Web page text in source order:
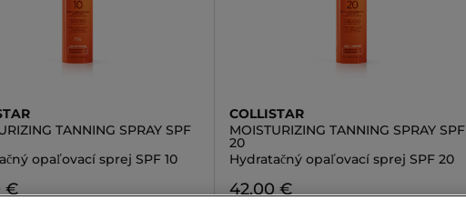
TANNING SPRAY SPF
opaľovací sprej SPF 10
€
COLLISTAR
MOISTURIZING TANNING SPRAY SPF
20
Hydratačný opaľovací sprej SPF 20
42,00 €